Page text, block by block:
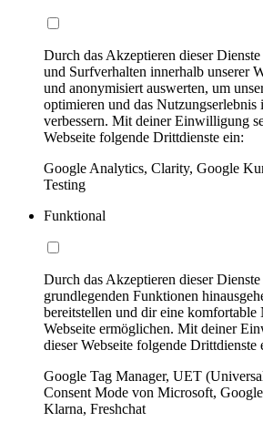
Durch das Akzeptieren dieser
und Surfverhalten innerhalb unserer
und anonymisiert auswerten, um
optimieren und das Nutzungserlebnis
verbessern. Mit deiner Einwilligung
Webseite folgende Drittdienste ein:
Google Analytics, Clarity, Google
Testing
Funktional
Durch das Akzeptieren dieser
grundlegenden Funktionen
bereitstellen und dir eine komfortable
Webseite ermöglichen. Mit deiner
dieser Webseite folgende Drittdienste
Google Tag Manager, UET
Consent Mode von Microsoft,
Klarna, Freshchat